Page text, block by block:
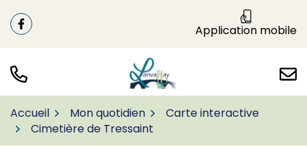
au
Application mobile
Facebook
(ouverture dans un nouvel onglet)
Tél. Lanvallay
Accueil Mon quotidien
Carte interactive
Cimetière de Tressaint